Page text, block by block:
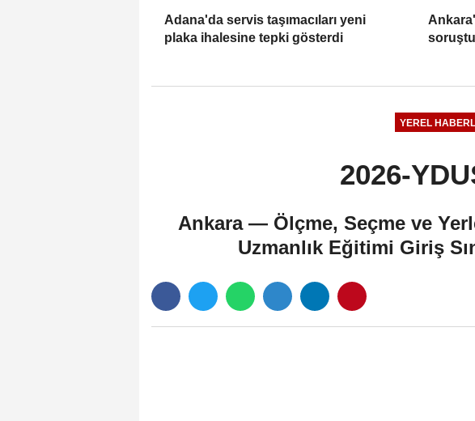
Adana'da servis taşımacıları yeni
plaka ihalesine tepki gösterdi
YEREL
2026-
Ankara — Ölçme, Seçme ve
Uzmanlık Eğitimi Giriş